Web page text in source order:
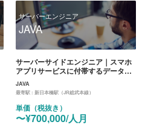
サーバーエンジニア
JAVA
サーバーサイドエンジニア｜スマホ
アプリサービスに付帯するデータ閲
覧、集計、連携サーバの開発
JAVA
最寄駅 :新日本橋駅（JR総武本線）
単価（税抜き）
〜¥700,000/人月